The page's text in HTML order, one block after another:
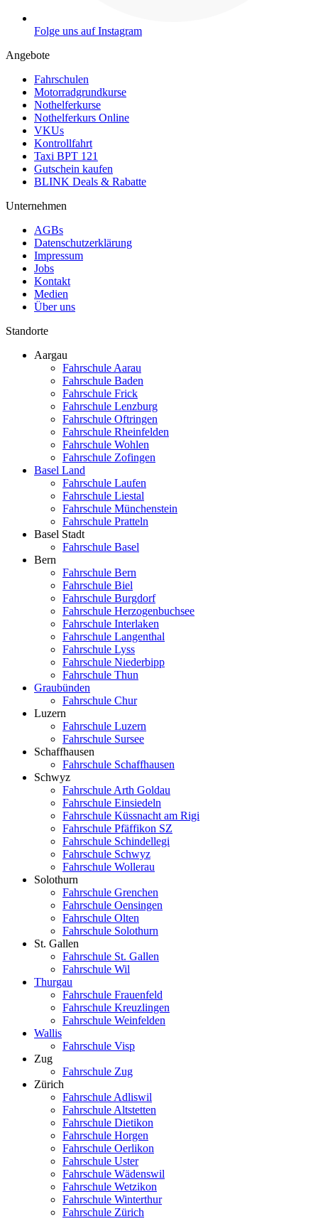
Folge uns auf Instagram
Angebote
Fahrschulen
Motorradgrundkurse
Nothelferkurse
Nothelferkurs Online
VKUs
Kontrollfahrt
Taxi BPT 121
Gutschein kaufen
BLINK Deals & Rabatte
Unternehmen
AGBs
Datenschutzerklärung
Impressum
Jobs
Kontakt
Medien
Über uns
Standorte
Aargau
Fahrschule Aarau
Fahrschule Baden
Fahrschule Frick
Fahrschule Lenzburg
Fahrschule Oftringen
Fahrschule Rheinfelden
Fahrschule Wohlen
Fahrschule Zofingen
Basel Land
Fahrschule Laufen
Fahrschule Liestal
Fahrschule Münchenstein
Fahrschule Pratteln
Basel Stadt
Fahrschule Basel
Bern
Fahrschule Bern
Fahrschule Biel
Fahrschule Burgdorf
Fahrschule Herzogenbuchsee
Fahrschule Interlaken
Fahrschule Langenthal
Fahrschule Lyss
Fahrschule Niederbipp
Fahrschule Thun
Graubünden
Fahrschule Chur
Luzern
Fahrschule Luzern
Fahrschule Sursee
Schaffhausen
Fahrschule Schaffhausen
Schwyz
Fahrschule Arth Goldau
Fahrschule Einsiedeln
Fahrschule Küssnacht am Rigi
Fahrschule Pfäffikon SZ
Fahrschule Schindellegi
Fahrschule Schwyz
Fahrschule Wollerau
Solothurn
Fahrschule Grenchen
Fahrschule Oensingen
Fahrschule Olten
Fahrschule Solothurn
St. Gallen
Fahrschule St. Gallen
Fahrschule Wil
Thurgau
Fahrschule Frauenfeld
Fahrschule Kreuzlingen
Fahrschule Weinfelden
Wallis
Fahrschule Visp
Zug
Fahrschule Zug
Zürich
Fahrschule Adliswil
Fahrschule Altstetten
Fahrschule Dietikon
Fahrschule Horgen
Fahrschule Oerlikon
Fahrschule Uster
Fahrschule Wädenswil
Fahrschule Wetzikon
Fahrschule Winterthur
Fahrschule Zürich